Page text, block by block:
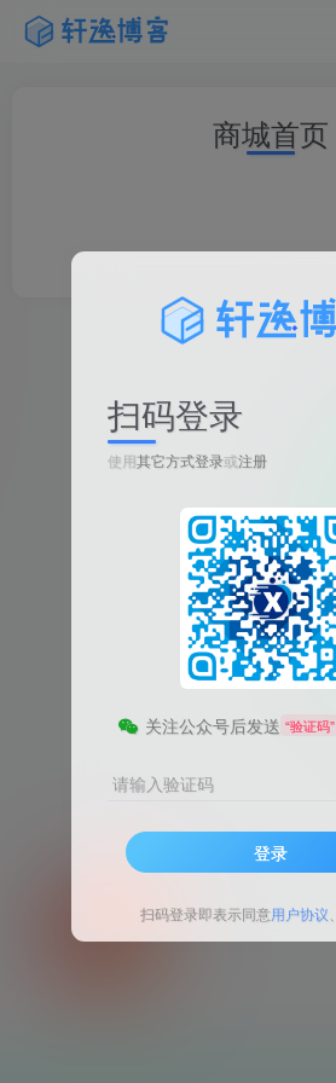
商城首页
扫码登录
使用其它方式登录或注册
关注公众号后发送 “验证码”
请输入验证码
登录
扫码登录即表示同意用户协议